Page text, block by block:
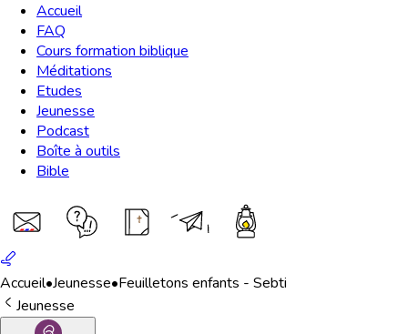
Accueil
FAQ
Cours formation biblique
Méditations
Etudes
Jeunesse
Podcast
Boîte à outils
Bible
Accueil•Jeunesse•Feuilletons enfants - Sebti
Jeunesse